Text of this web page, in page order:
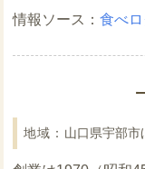
食べ
山口県宇部市